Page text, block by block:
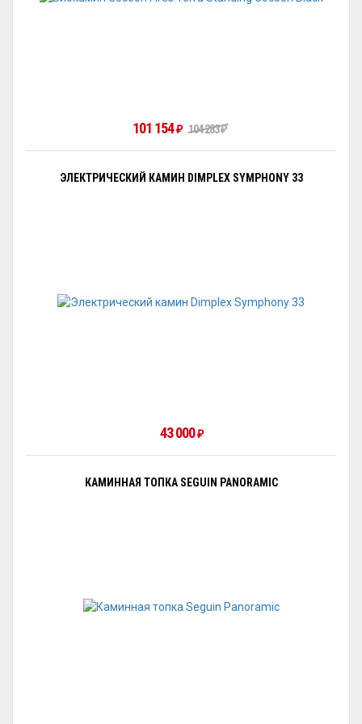
101 154₽ 104 283₽
ЭЛЕКТРИЧЕСКИЙ КАМИН DIMPLEX SYMPHONY 33
43 000₽
КАМИННАЯ ТОПКА SEGUIN PANORAMIC